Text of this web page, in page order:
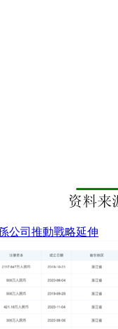
公司推動戰略延伸